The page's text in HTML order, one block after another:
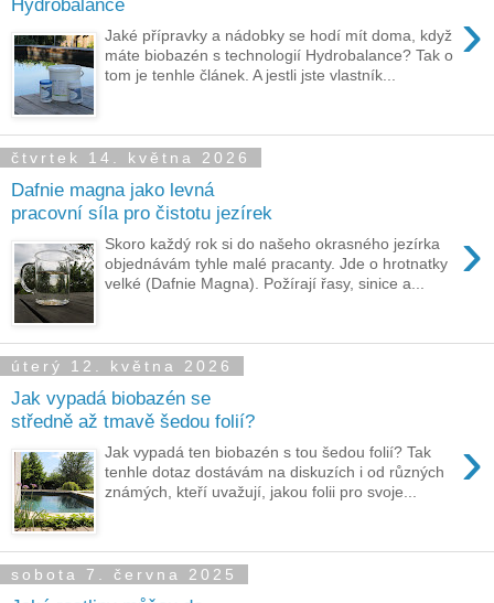
›
Jaké přípravky a nádobky se hodí mít doma, když
máte biobazén s technologií Hydrobalance? Tak o
tom je tenhle článek. A jestli jste vlastník...
čtvrtek 14. května 2026
Dafnie magna jako levná
pracovní síla pro čistotu jezírek
›
Skoro každý rok si do našeho okrasného jezírka
objednávám tyhle malé pracanty. Jde o hrotnatky
velké (Dafnie Magna). Požírají řasy, sinice a...
úterý 12. května 2026
Jak vypadá biobazén se
středně až tmavě šedou folií?
›
Jak vypadá ten biobazén s tou šedou folií? Tak
tenhle dotaz dostávám na diskuzích i od různých
známých, kteří uvažují, jakou folii pro svoje...
sobota 7. června 2025